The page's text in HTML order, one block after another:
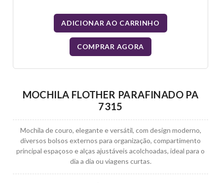
ADICIONAR AO CARRINHO
COMPRAR AGORA
MOCHILA FLOTHER PARAFINADO PA
7315
Mochila de couro, elegante e versátil, com design moderno,
diversos bolsos externos para organização, compartimento
principal espaçoso e alças ajustáveis acolchoadas, ideal para o
dia a dia ou viagens curtas.